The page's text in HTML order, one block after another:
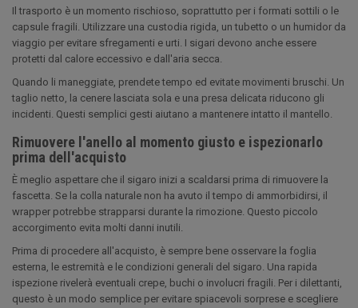
Il trasporto è un momento rischioso, soprattutto per i formati sottili o le
capsule fragili. Utilizzare una custodia rigida, un tubetto o un humidor da
viaggio per evitare sfregamenti e urti. I sigari devono anche essere
protetti dal calore eccessivo e dall'aria secca.
Quando li maneggiate, prendete tempo ed evitate movimenti bruschi. Un
taglio netto, la cenere lasciata sola e una presa delicata riducono gli
incidenti. Questi semplici gesti aiutano a mantenere intatto il mantello.
Rimuovere l'anello al momento giusto e ispezionarlo
prima dell'acquisto
È meglio aspettare che il sigaro inizi a scaldarsi prima di rimuovere la
fascetta. Se la colla naturale non ha avuto il tempo di ammorbidirsi, il
wrapper potrebbe strapparsi durante la rimozione. Questo piccolo
accorgimento evita molti danni inutili.
Prima di procedere all'acquisto, è sempre bene osservare la foglia
esterna, le estremità e le condizioni generali del sigaro. Una rapida
ispezione rivelerà eventuali crepe, buchi o involucri fragili. Per i dilettanti,
questo è un modo semplice per evitare spiacevoli sorprese e scegliere